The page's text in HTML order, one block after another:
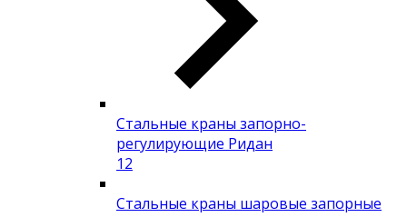
Стальные краны запорно-
регулирующие Ридан
12
Стальные краны шаровые запорные